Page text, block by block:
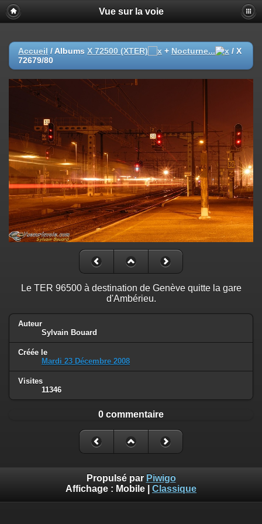
Vue sur la voie
Accueil / Albums X 72500 (XTER) + Nocturne... / X
72679/80
Le TER 96500 à destination de Genève quitte la gare
d'Ambérieu.
Auteur
Sylvain Bouard
Créée le
Mardi 23 Décembre 2008
Visites
11346
0 commentaire
Propulsé par Piwigo
Affichage : Mobile Classique